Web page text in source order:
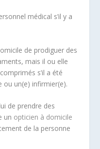
médical s’il y a
de prodiguer des
mais il ou elle
s’il a été
ou un(e) infirmier(e).
de prendre des
un opticien à domicile
de la personne